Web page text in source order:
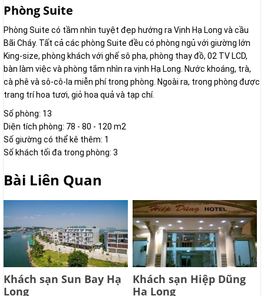
Phòng Suite
Phòng Suite có tầm nhìn tuyệt đẹp hướng ra Vịnh Hạ Long và cầu
Bãi Cháy. Tất cả các phòng Suite đều có phòng ngủ với giường lớn
King-size, phòng khách với ghế sô pha, phòng thay đồ, 02 TV LCD,
bàn làm việc và phòng tắm nhìn ra vịnh Hạ Long. Nước khoáng, trà,
cà phê và sô-cô-la miễn phí trong phòng. Ngoài ra, trong phòng được
trang trí hoa tươi, giỏ hoa quả và tạp chí.
Số phòng: 13
Diện tích phòng: 78 - 80 - 120 m2
Số giường có thể kê thêm: 1
Số khách tối đa trong phòng: 3
Bài Liên Quan
Khách sạn Sun Bay Hạ
Long
Khách sạn Hiệp Dũng
Hạ Long